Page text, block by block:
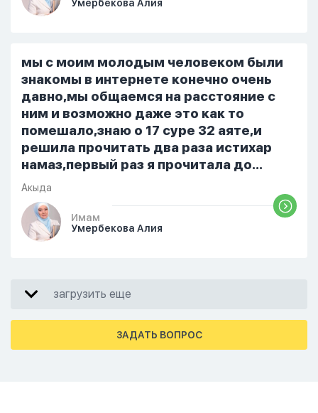
я делаю скрытно если делаю дома. Я
От родных же людей.
Умербекова Алия
мы с моим молодым человеком были
знакомы в интернете конечно очень
давно,мы общаемся на расстояние с
ним и возможно даже это как то
помешало,знаю о 17 суре 32 аяте,и
решила прочитать два раза истихар
намаз,первый раз я прочитала до
«Аср» намаза и сначала было
тревожно,позже стало спокойно и в
голову начали лезть только хорошие
мысли,во второй раз когда я решила в
ошибиться и то что намаз не
примется,совершила истихар во время
Акыда
Имам
Умербекова Алия
загрузить еще
ЗАДАТЬ ВОПРОС